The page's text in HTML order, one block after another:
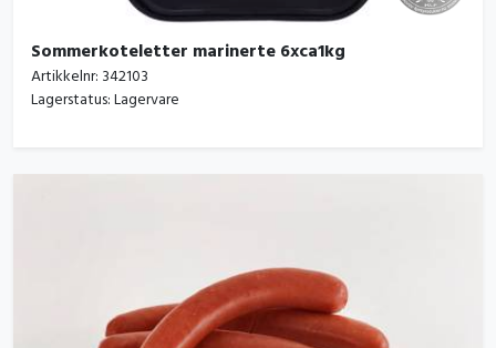
Sommerkoteletter marinerte 6xca1kg
Artikkelnr: 342103
Lagerstatus:Lagervare